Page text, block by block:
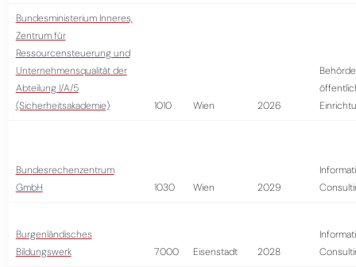
Bundesministerium Inneres,
Zentrum für
Ressourcensteuerung und
Unternehmensqualität der
Abteilung I/A/5
(Sicherheitsakademie)
1010 Wien 2026
Bundesrechenzentrum
GmbH
1030 Wien 2029
Burgenländisches
Bildungswerk
7000 Eisenstadt 2028